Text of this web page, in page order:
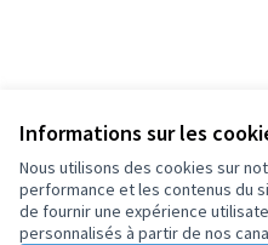
Informations sur les
Nous utilisons des cookies sur
performance et les contenus du
de fournir une expérience
personnalisés à partir de nos